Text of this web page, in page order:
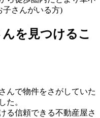
子さんがいる方)
を見つけるこ
んで物件をさがしていた
た。
る信頼できる不動産屋さ